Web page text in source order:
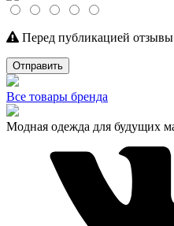
Перед публикацией
Отправить
Все товары бренда
Модная одежда для будущих